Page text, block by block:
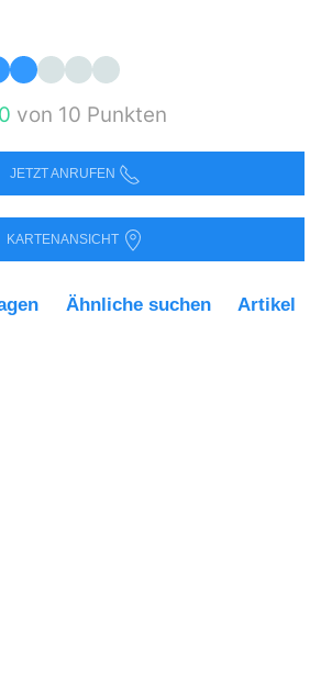
von 10 Punkten
JETZT ANRUFEN
KARTENANSICHT
Ähnliche suchen Artikel